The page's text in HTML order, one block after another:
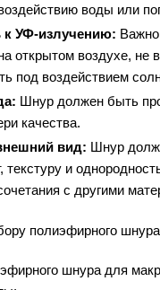
воды или
к УФ-излучению:
открытом воздухе, не
под воздействием
Шнур должен быть
качества.
вид: Шнур
текстуру и
с другими
полиэфирного
шнура для